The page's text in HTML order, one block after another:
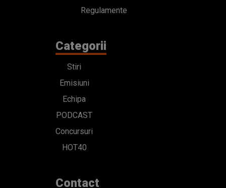
Regulamente
Categorii
Stiri
Emisiuni
Echipa
PODCAST
Concursuri
HOT40
Contact